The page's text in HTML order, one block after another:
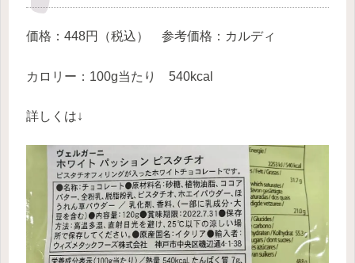
価格：448円（税込） 参考価格：カルディ
カロリー：100g当たり 540kcal
詳しくは↓